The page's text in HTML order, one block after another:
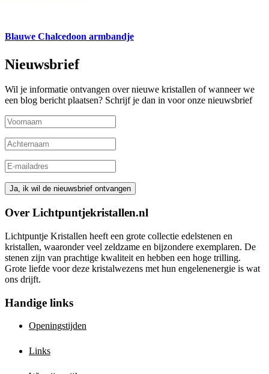
Blauwe Chalcedoon armbandje
Nieuwsbrief
Wil je informatie ontvangen over nieuwe kristallen of wanneer we
een blog bericht plaatsen? Schrijf je dan in voor onze nieuwsbrief
Over Lichtpuntjekristallen.nl
Lichtpuntje Kristallen heeft een grote collectie edelstenen en
kristallen, waaronder veel zeldzame en bijzondere exemplaren. De
stenen zijn van prachtige kwaliteit en hebben een hoge trilling.
Grote liefde voor deze kristalwezens met hun engelenenergie is wat
ons drijft.
Handige links
Openingstijden
Links